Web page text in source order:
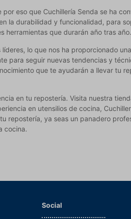
eso que Cuchillería Senda se ha
la durabilidad y funcionalidad, para
herramientas que durarán año tras año.
lo que nos ha proporcionado
para seguir nuevas tendencias y
que te ayudarán a llevar tu
en tu repostería. Visita nuestra
en utensilios de cocina,
repostería, ya seas un panadero
cocina.
Social